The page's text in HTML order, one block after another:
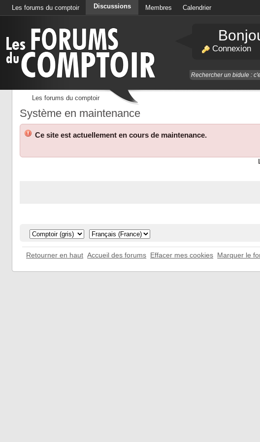
Les forums du comptoir Discussions Membres Calendrier
Connexion
Les forums du comptoir
Système en maintenance
Ce site est actuellement en cours de maintenance.
Retourner en haut Accueil des forums Effacer mes cookies Marquer le